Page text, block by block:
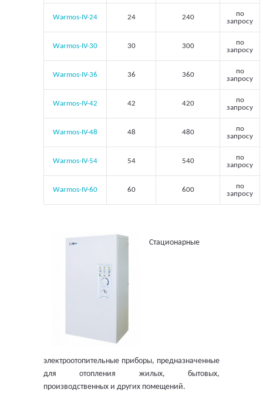
Warmos-IV-24 24 240
по
запросу
Warmos-IV-30 30 300
по
запросу
Warmos-IV-36 36 360
по
запросу
Warmos-IV-42 42 420
по
запросу
Warmos-IV-48 48 480
по
запросу
Warmos-IV-54 54 540
по
запросу
Warmos-IV-60 60 600
по
запросу
Стационарные
электроотопительные приборы, предназначенные
для отопления жилых, бытовых,
производственных и других помещений.